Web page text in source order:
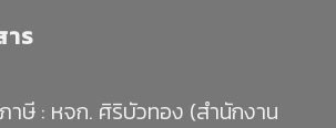
ร
าษี : หจก. ศิริบัวทอง (สำนักงาน